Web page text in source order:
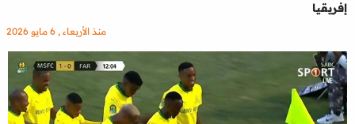
إفريقيا
منذ الأربعاء , 6 مايو 2026